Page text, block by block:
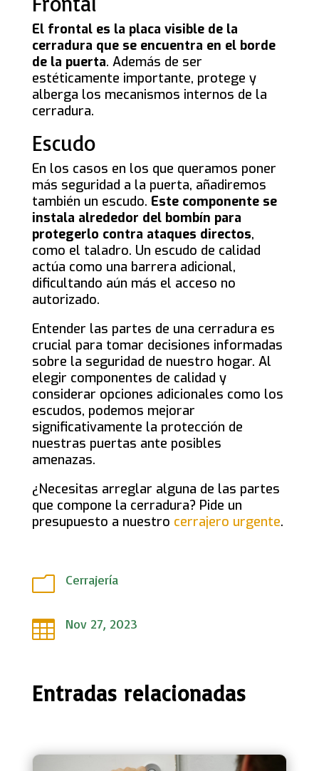
El frontal es la placa visible de la
cerradura que se encuentra en el borde
de la puerta. Además de ser
estéticamente importante, protege y
alberga los mecanismos internos de la
cerradura.
Escudo
En los casos en los que queramos poner
más seguridad a la puerta, añadiremos
también un escudo. Este componente se
instala alrededor del bombín para
protegerlo contra ataques directos,
como el taladro. Un escudo de calidad
actúa como una barrera adicional,
dificultando aún más el acceso no
autorizado.
Entender las partes de una cerradura es
crucial para tomar decisiones informadas
sobre la seguridad de nuestro hogar. Al
elegir componentes de calidad y
considerar opciones adicionales como los
escudos, podemos mejorar
significativamente la protección de
nuestras puertas ante posibles
amenazas.
¿Necesitas arreglar alguna de las partes
que compone la cerradura? Pide un
presupuesto a nuestro cerrajero urgente.
m Cerrajería
 Nov 27, 2023
Entradas relacionadas